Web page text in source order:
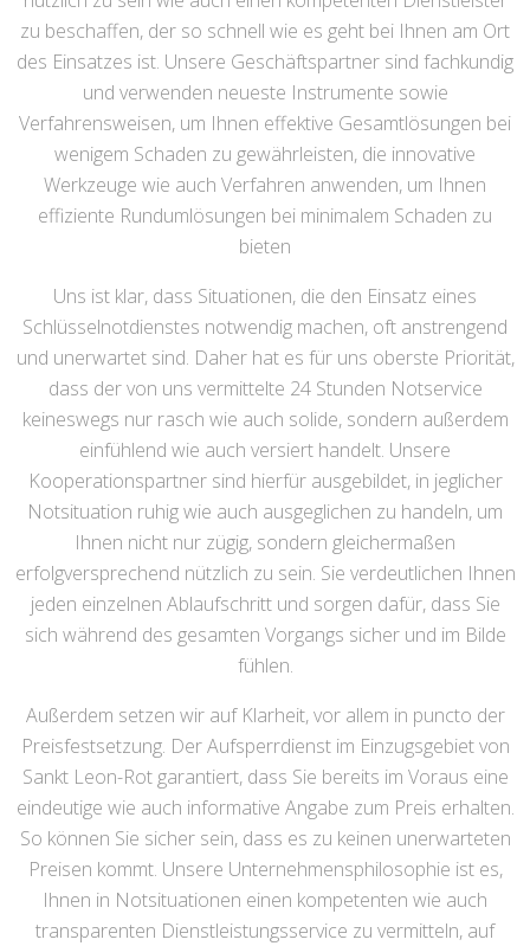
zu beschaffen, der so schnell wie es geht bei Ihnen am Ort
des Einsatzes ist. Unsere Geschäftspartner sind fachkundig
und verwenden neueste Instrumente sowie
Verfahrensweisen, um Ihnen effektive Gesamtlösungen bei
wenigem Schaden zu gewährleisten, die innovative
Werkzeuge wie auch Verfahren anwenden, um Ihnen
effiziente Rundumlösungen bei minimalem Schaden zu
bieten
Uns ist klar, dass Situationen, die den Einsatz eines
Schlüsselnotdienstes notwendig machen, oft anstrengend
und unerwartet sind. Daher hat es für uns oberste Priorität,
dass der von uns vermittelte 24 Stunden Notservice
keineswegs nur rasch wie auch solide, sondern außerdem
einfühlend wie auch versiert handelt. Unsere
Kooperationspartner sind hierfür ausgebildet, in jeglicher
Notsituation ruhig wie auch ausgeglichen zu handeln, um
Ihnen nicht nur zügig, sondern gleichermaßen
erfolgversprechend nützlich zu sein. Sie verdeutlichen Ihnen
jeden einzelnen Ablaufschritt und sorgen dafür, dass Sie
sich während des gesamten Vorgangs sicher und im Bilde
fühlen.
Außerdem setzen wir auf Klarheit, vor allem in puncto der
Preisfestsetzung. Der Aufsperrdienst im Einzugsgebiet von
Sankt Leon-Rot garantiert, dass Sie bereits im Voraus eine
eindeutige wie auch informative Angabe zum Preis erhalten.
So können Sie sicher sein, dass es zu keinen unerwarteten
Preisen kommt. Unsere Unternehmensphilosophie ist es,
Ihnen in Notsituationen einen kompetenten wie auch
transparenten Dienstleistungsservice zu vermitteln, auf